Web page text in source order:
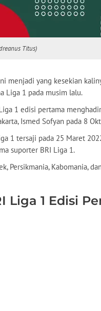
Titus)
menjadi yang kesekian
Liga 1 pada musim lalu.
1 edisi pertama
Ismed Sofyan pada 8
1 tersaji pada 25 Maret
suporter BRI Liga 1.
Persikmania, Kabomania,
Liga 1 Edisi